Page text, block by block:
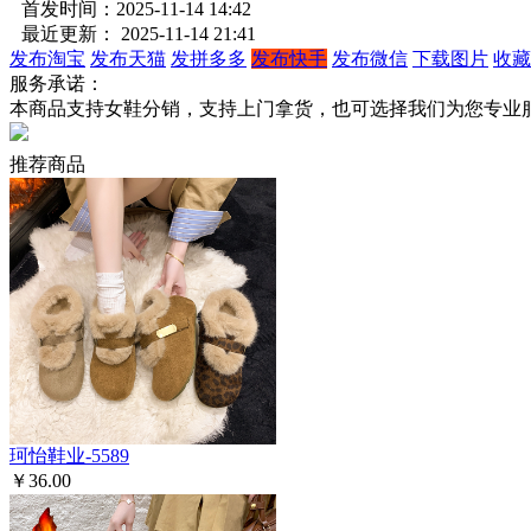
首发时间：2025-11-14 14:42
最近更新： 2025-11-14 21:41
发布淘宝 发布天猫 发拼多多 发布快手 发布微信 下载图片 收
服务承诺：
本商品支持女鞋分销，支持上门拿货，也可选择我们为您专业
推荐商品
珂怡鞋业-5589
￥36.00